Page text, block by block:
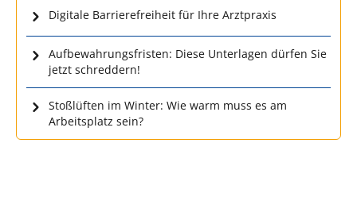
Digitale Barrierefreiheit für Ihre Arztpraxis
Aufbewahrungsfristen: Diese Unterlagen dürfen Sie
jetzt schreddern!
Stoßlüften im Winter: Wie warm muss es am
Arbeitsplatz sein?